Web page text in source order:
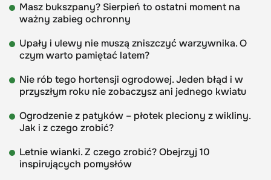
Masz bukszpany? Sierpień to ostatni moment na
ważny zabieg ochronny
Upały i ulewy nie muszą zniszczyć warzywnika. O
czym warto pamiętać latem?
Nie rób tego hortensji ogrodowej. Jeden błąd i w
przyszłym roku nie zobaczysz ani jednego kwiatu
Ogrodzenie z patyków – płotek pleciony z wikliny.
Jak i z czego zrobić?
Letnie wianki. Z czego zrobić? Obejrzyj 10
inspirujących pomysłów